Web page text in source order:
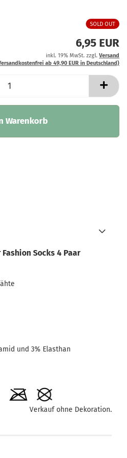
SOLD OUT
6,95 EUR
inkl. 19% MwSt. zzgl. Versand
ab 49,90 EUR in Deutschland)
Warenkorb
Socks 4 Paar
und 3% Elasthan
Verkauf ohne Dekoration.